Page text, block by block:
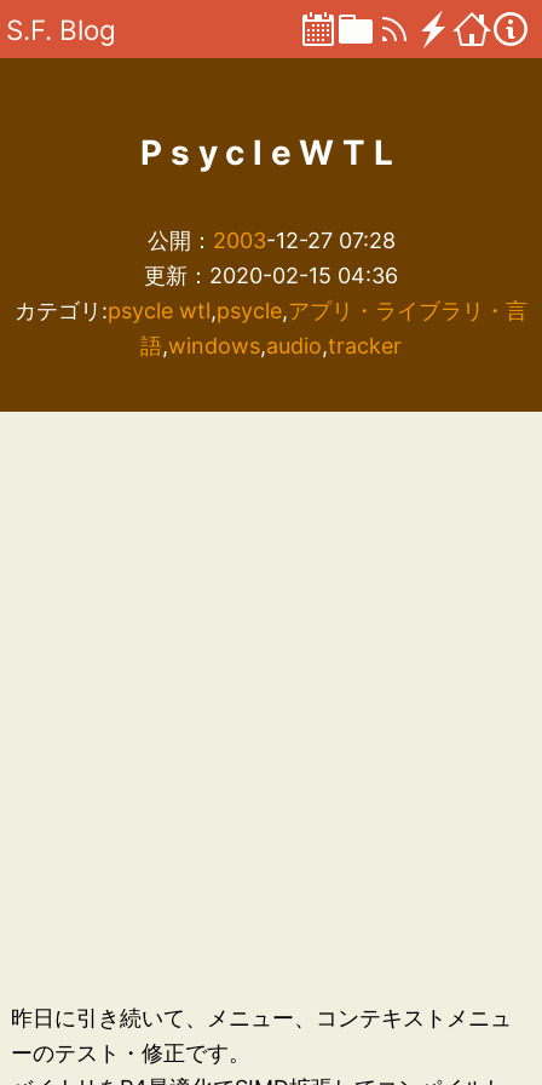
S.F. Blog
PsycleWTL
公開： 2003-12-27 07:28
更新：2020-02-15 04:36
カテゴリ:psycle wtl,psycle,アプリ・ライブラリ・言
語,windows,audio,tracker
昨日に引き続いて、メニュー、コンテキストメニュ
ーのテスト・修正です。